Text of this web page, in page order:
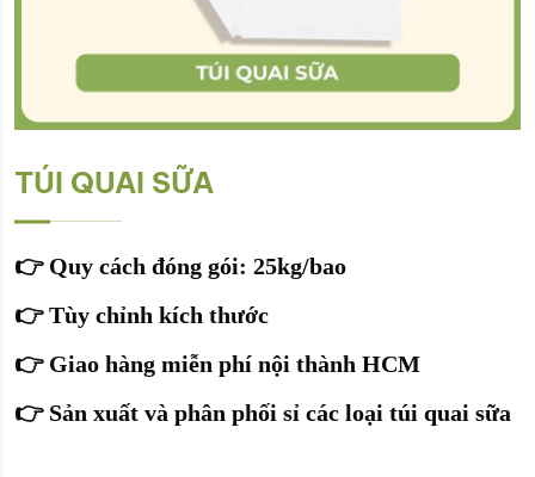
TÚI QUAI SỮA
👉Quy cách đóng gói: 25kg/bao
👉Tùy chỉnh kích thước
👉Giao hàng miễn phí nội thành HCM
👉Sản xuất và phân phối sỉ các loại túi quai sữa